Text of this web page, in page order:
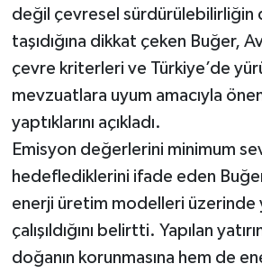
değil çevresel sürdürülebilirliğin
taşıdığına dikkat çeken Buğer,
çevre kriterleri ve Türkiye’de
mevzuatlara uyum amacıyla
yaptıklarını açıkladı.
Emisyon değerlerini minimum
hedeflediklerini ifade eden
enerji üretim modelleri üzerinde
çalışıldığını belirtti. Yapılan
doğanın korunmasına hem de